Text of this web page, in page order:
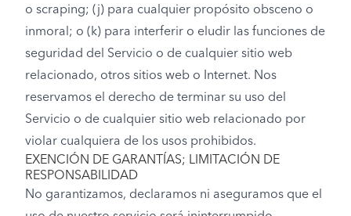
o scraping; (j) para cualquier propósito obsceno o
inmoral; o (k) para interferir o eludir las funciones de
seguridad del Servicio o de cualquier sitio web
relacionado, otros sitios web o Internet. Nos
reservamos el derecho de terminar su uso del
Servicio o de cualquier sitio web relacionado por
violar cualquiera de los usos prohibidos.
EXENCIÓN DE GARANTÍAS; LIMITACIÓN DE
RESPONSABILIDAD
No garantizamos, declaramos ni aseguramos que el